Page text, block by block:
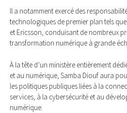
Il a notamment exercé des
technologiques de premier plan tels
et Ericsson, conduisant de nombreux
transformation numérique à grande
À la tête d’un ministère entièrement
et au numérique, Samba Diouf aura
les politiques publiques liées à la
services, à la cybersécurité et au
numérique.